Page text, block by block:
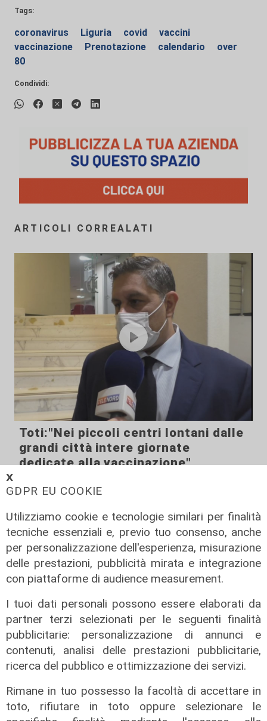
𝗫
GDPR EU COOKIE
Utilizziamo cookie e tecnologie similari per finalità
tecniche essenziali e, previo tuo consenso, anche
per personalizzazione dell'esperienza, misurazione
delle prestazioni, pubblicità mirata e integrazione
con piattaforme di audience measurement.
I tuoi dati personali possono essere elaborati da
partner terzi selezionati per le seguenti finalità
pubblicitarie: personalizzazione di annunci e
contenuti, analisi delle prestazioni pubblicitarie,
ricerca del pubblico e ottimizzazione dei servizi.
Rimane in tuo possesso la facoltà di accettare in
toto, rifiutare in toto oppure selezionare le
Tags:
coronavirus Liguria covid
vaccini
vaccinazione
Prenotazione calendario
over
80
Condividi:
ARTICOLI CORREALATI
Toti:"Nei piccoli centri lontani dalle
grandi città intere giornate
dedicate alla vaccinazione"
Piano vaccini, Uggé: "Draghi ha
determinante"
09/02/2021